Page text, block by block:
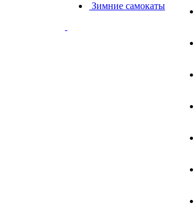
Зимние самокаты